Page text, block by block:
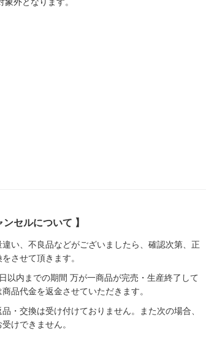
ンセルについて 】
い、不良品などがございましたら、確認次第、正
させて頂きます。
以内までの期間 万が一商品が完売・生産終了して
品代金を返金させていただきます。
・交換は受け付けておりません。また次の場合、
けできません。